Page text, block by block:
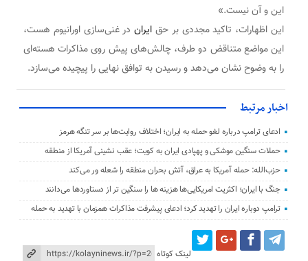
این و آن نیست.»
این اظهارات، تاکید مجددی بر حق ایراندر غنی‌سازی اورانیوم هست،
این مواضع متناقض دو طرف، چالش‌های پیش روی مذاکرات هسته‌ای
را به وضوح نشان می‌دهد و رسیدن به توافق نهایی را پیچیده می‌سازد.
اخبار مرتبط
ادعای ترامپ درباره لغو حمله به ایران؛ اختلاف روایت‌ها بر سر تنگه هرمز
حملات سنگین موشکی و پهپادی ایران به کویت؛ عقب‌ نشینی آمریکا از منطقه
حزب‌الله: حمله آمریکا به عراق، آتش بحران منطقه را شعله‌ ور می‌کند
جنگ با ایران؛ اکثریت امریکایی‌ها هزینه‌ ها را سنگین‌ تر از دستاوردها می‌دانند
ترامپ دوباره ایران را تهدید کرد؛ ادعای پیشرفت مذاکرات همزمان با تهدید به حمله
لینک کوتاه